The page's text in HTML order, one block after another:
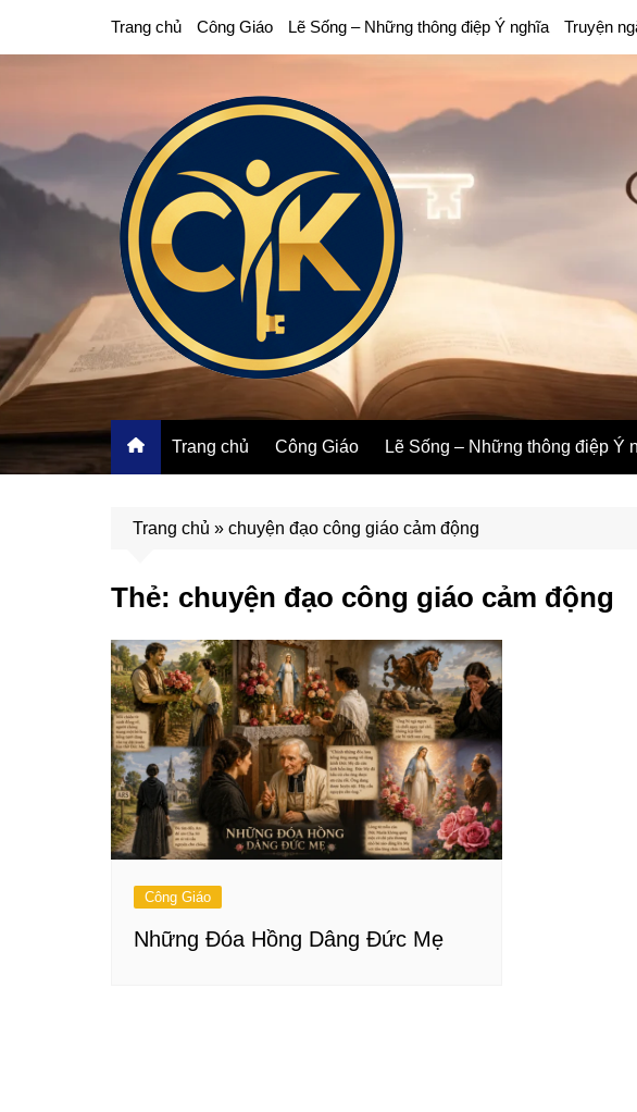
Trang chủ Công Giáo Lẽ Sống – Những thông điệp Ý nghĩa Truyện
Trang chủ Công Giáo Lẽ Sống – Những thông điệp Ý
Trang chủ » chuyện đạo công giáo cảm động
Thẻ: chuyện đạo công giáo cảm động
Công Giáo
Những Đóa Hồng Dâng Đức Mẹ